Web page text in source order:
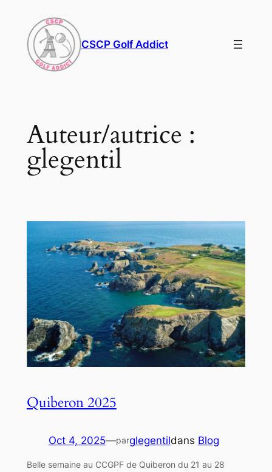
contenu
CSCP Golf Addict
Auteur/autrice :
glegentil
Quiberon 2025
Oct 4, 2025—parglegentildans Blog
Belle semaine au CCGPF de Quiberon du 21 au 28